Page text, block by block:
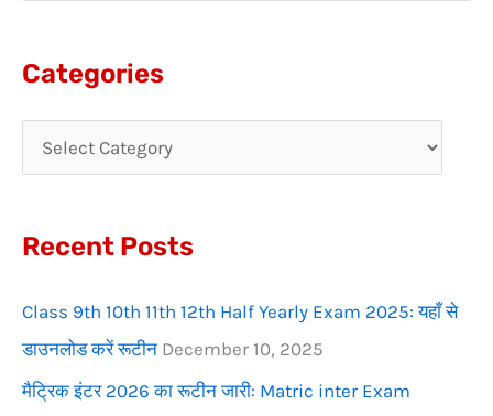
h
o
:
Categories
Recent Posts
Class 9th 10th 11th 12th Half Yearly Exam 2025: यहाँ से
डाउनलोड करें रूटीन December 10, 2025
मैट्रिक इंटर 2026 का रूटीन जारी: Matric inter Exam